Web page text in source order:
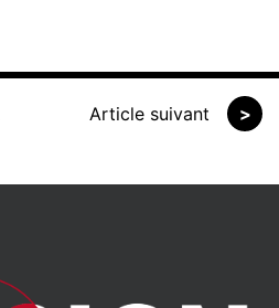
Article suivant >